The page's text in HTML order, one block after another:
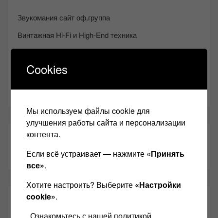
Звукомания сайт оф.группа
Винтажная Hi-Fi и High-End техника
Одноклассники
Youtube
ТАКЖЕ ЧИТАЕМ:
СВЕЖИЕ ЗАПИСИ
Cookies
Мы используем файлы cookie для
улучшения работы сайта и персонализации
контента.
Если всё устраивает — нажмите «Принять
все».
Хотите настроить? Выберите «Настройки
cookie».